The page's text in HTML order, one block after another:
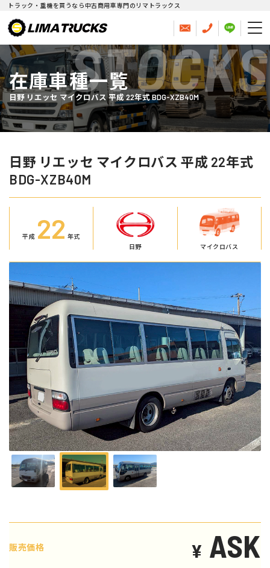
トラック・重機を買うなら中古商用車専門のリマトラックス
在庫車種一覧
日野 リエッセ マイクロバス 平成 22年式 BDG-XZB40M
STOCKS
日野 リエッセ マイクロバス 平成 22年式
BDG-XZB40M
平成 22 年式
日野
マイクロバス
販売価格 ¥ ASK